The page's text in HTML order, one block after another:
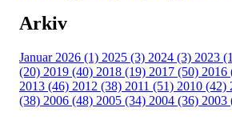
Arkiv
Januar 2026 (1) 2025 (3) 2024 (3) 2023
(20) 2019 (40) 2018 (19) 2017 (50) 2016
2013 (46) 2012 (38) 2011 (51) 2010 (42)
(38) 2006 (48) 2005 (34) 2004 (36) 2003